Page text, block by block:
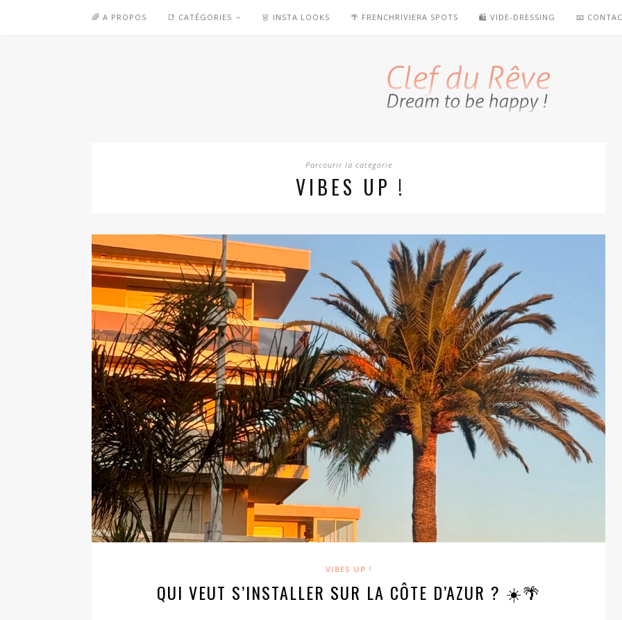
🌈 A PROPOS 📑 CATÉGORIES 👗 INSTA LOOKS 🌴 FRENCHRIVIERA SPOTS 🛍️ VIDE-DRESSING 📧
Parcourir la catégorie
VIBES UP !
VIBES UP !
QUI VEUT S’INSTALLER SUR LA CÔTE D’AZUR ? ☀️🌴